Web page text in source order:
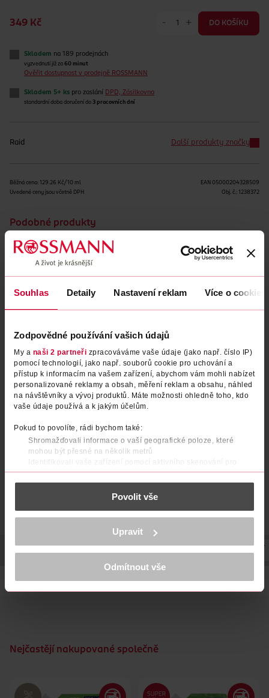
Souhlas Detaily Nastavení reklam Více o cookies
Zodpovědné používání vašich údajů
My a naši 2 partneři zpracováváme vaše údaje (jako např. číslo IP)
pomocí technologií, jako např. souborů cookie pro uchování a
přístup k informacím na vašem zařízení, abychom vám mohli nabízet
personalizované reklamy a obsah, měření reklam a obsahu, náhled
na návštěvníky a vývoj produktů. Máte možnosti ohledně toho, kdo
vaše údaje používá a k jakým účelům.
Pokud to povolíte, rádi bychom také:
Shromažďovali informace o vaší geografické poloze, které
mohou být přesné na několik metrů
Identifikovali vaše zařízení pomocí aktivního skenování pro
konkrétní charakteristiky (otisk prstu)
Zjistěte více o tom, jak zpracováváme vaše osobní údaje, a nastavte
části s podrobnostmi . Svůj souhlas můžete kdykoliv
K provozu stránek, personalizaci obsahu a reklam, funkcí sociálních
médií, analýze návštěvnosti, které mohou nést osobní údaje.
Více najdete vprohlášení o ochraně osobních údajů.
Děkujeme za pochopení. >více o cookies<
Povolit vše
Upravit
Odmítnout vše
349 Kč - + DO KOŠÍKU
Skladem na 189 prodejnách
vyzvednutí již za 60 minut
Ověřit dostupnost v prodejně ROSSMANN
Skladem 5+ ks pro zaslání DPD, Zásilkovna
standardní doba doručení do 3 pracovních dní
Raid Další produkty značky
Běžná cena: 129.26 Kč/10 ml
Uvedené ceny jsou včetně DPH
EAN 05000204328509
Obj. č.: 1238372
Podobné produkty
Repelent proti komárům a
klíšťatům
159 Kč
99.90 Kč
Repelent duopack 2x 100 ml
209 Kč
Raid® elektrický odpařovač s tekutou náplní Essentials.
Nejčastějí nakupované společně